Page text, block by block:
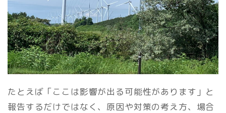
たとえば「ここは影響が出る可能性があります」と
報告するだけではなく、原因や対策の考え方、場合